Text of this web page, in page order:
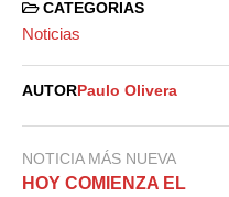
CATEGORIAS
Noticias
AUTOR Paulo Olivera
NOTICIA MÁS NUEVA
HOY COMIENZA EL